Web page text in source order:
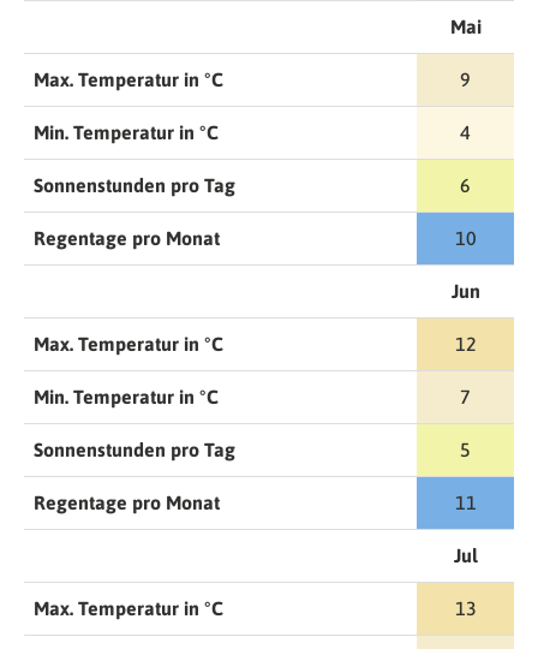
Mai
Max. Temperatur in °C 9
Min. Temperatur in °C 4
Sonnenstunden pro Tag 6
Regentage pro Monat 10
Jun
Max. Temperatur in °C 12
Min. Temperatur in °C 7
Sonnenstunden pro Tag 5
Regentage pro Monat 11
Jul
Max. Temperatur in °C 13